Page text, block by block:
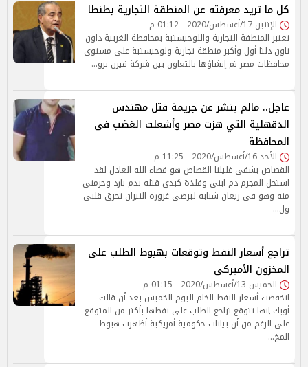
كل ما تريد معرفته عن المنطقة التجارية بطنطا
الإثنين 17/أغسطس/2020 - 01:12 م
تعتبر المنطقة التجارية واللوجيستية بمحافظة الغربية داون
تاون دلتا أول وأكبر منطقة تجارية ولوجيستية على مستوى
محافظات مصر تم إنشاؤها بالتعاون بين شركة فيرن برو…
عاجل.. مالم ينشر عن جريمة قتل مهندس
الدقهلية التي هزت مصر وأشعلت الغضب فى
المحافظة
الأحد 16/أغسطس/2020 - 11:25 م
القصاص يشفى غليلنا القصاص هو قضاء الله العادل لقد
استحل المجرم دم ابنى وفلذة كبدى قتله بدم بارد وحرمنى
منه وهو فى ريعان شبابه ليرضى غروره النيران تحرق قلبى
ول…
تراجع أسعار النفط وتوقعات بهبوط الطلب على
المخزون الأميركى
الخميس 13/أغسطس/2020 - 01:15 م
انخفضت أسعار النفط الخام اليوم الخميس بعد أن قالت
أوبك إنها تتوقع تراجع الطلب على نفطها بأكثر من المتوقع
على الرغم من أن بيانات حكومية أمريكية أظهرت هبوط
المخ…